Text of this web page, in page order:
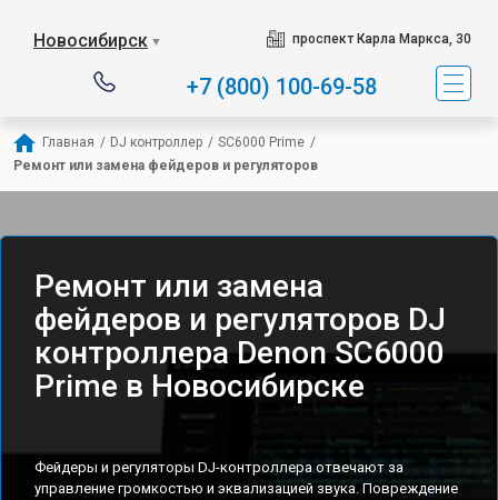
Новосибирск ▼ проспект Карла Маркса, 30
+7 (800) 100-69-58
Главная / DJ контроллер / SC6000 Prime /
Ремонт или замена фейдеров и регуляторов
Ремонт или замена
фейдеров и регуляторов DJ
контроллера Denon SC6000
Prime в Новосибирске
Фейдеры и регуляторы DJ-контроллера отвечают за
управление громкостью и эквализацией звука. Повреждение